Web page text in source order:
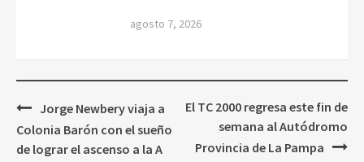
agosto 7, 2026
Navegación
de
entradas
Jorge Newbery viaja a
Colonia Barón con el sueño
de lograr el ascenso a la A
El TC 2000 regresa este fin de
semana al Autódromo
Provincia de La Pampa